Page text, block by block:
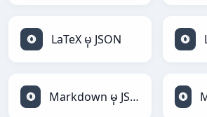
LaTeX မှ JSON
Markdown မှ JSON